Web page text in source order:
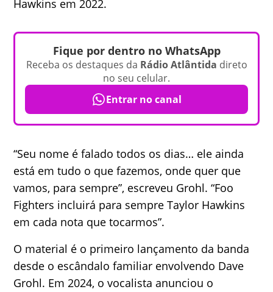
Hawkins em 2022.
Fique por dentro no WhatsApp
Receba os destaques da Rádio Atlântida direto
no seu celular.
Entrar no canal
“Seu nome é falado todos os dias… ele ainda
está em tudo o que fazemos, onde quer que
vamos, para sempre”, escreveu Grohl. “Foo
Fighters incluirá para sempre Taylor Hawkins
em cada nota que tocarmos”.
O material é o primeiro lançamento da banda
desde o escândalo familiar envolvendo Dave
Grohl. Em 2024, o vocalista anunciou o